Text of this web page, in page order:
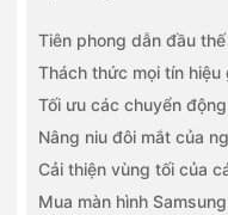
Tiên phong dẫn đầu
Thách thức mọi tín
Tối ưu các chuyển động
Nâng niu đôi mắt của
Cải thiện vùng tối của
Mua màn hình